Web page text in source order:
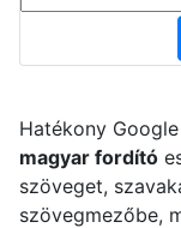
Hatékony
magyar fordító
szöveget,
szövegmezőbe,